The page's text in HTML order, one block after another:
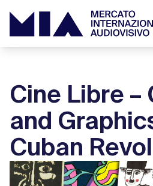
Cine Libre –
and
Cuban